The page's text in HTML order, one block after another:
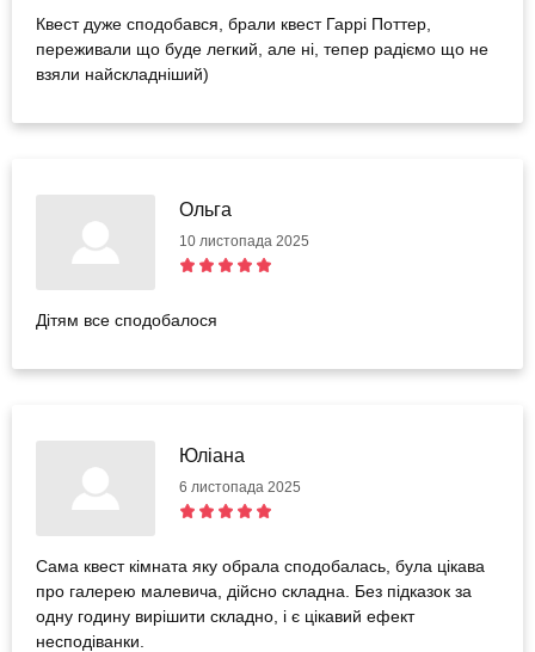
Квест дуже сподобався, брали квест Гаррі Поттер,
переживали що буде легкий, але ні, тепер радіємо що не
взяли найскладніший)
Ольга
10 листопада 2025
Дітям все сподобалося
Юліана
6 листопада 2025
Сама квест кімната яку обрала сподобалась, була цікава
про галерею малевича, дійсно складна. Без підказок за
одну годину вирішити складно, і є цікавий ефект
несподіванки.